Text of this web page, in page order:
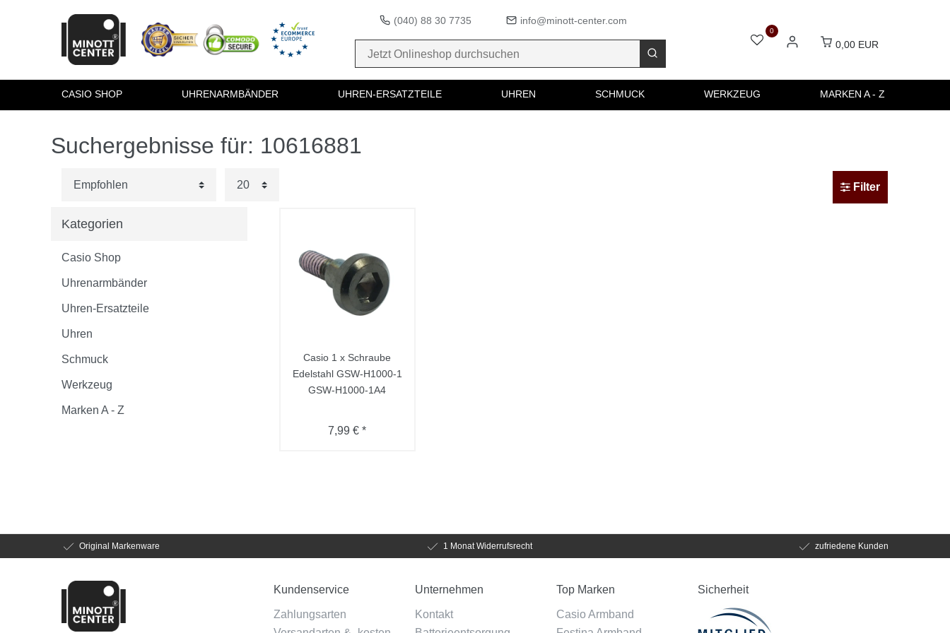
(040) 88 30 7735 info@minott-center.com
0
0,00 EUR
CASIO SHOP UHRENARMBÄNDER UHREN-ERSATZTEILE UHREN SCHMUCK WERKZEUG MARKEN A - Z
Suchergebnisse für: 10616881
Filter
Kategorien
Casio Shop
Uhrenarmbänder
Uhren-Ersatzteile
Uhren
Schmuck
Werkzeug
Marken A - Z
Casio 1 x Schraube
Edelstahl GSW-H1000-1
GSW-H1000-1A4
7,99 € *
Original Markenware 1 Monat Widerrufsrecht zufriedene Kunden
Kundenservice
Zahlungsarten
Unternehmen
Kontakt
Top Marken
Casio Armband
Sicherheit